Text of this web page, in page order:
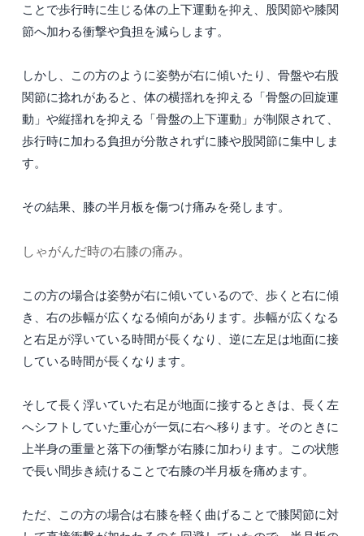
ことで歩行時に生じる体の上下運動を抑え、股関節や膝関
節へ加わる衝撃や負担を減らします。
しかし、この方のように姿勢が右に傾いたり、骨盤や右股
関節に捻れがあると、体の横揺れを抑える「骨盤の回旋運
動」や縦揺れを抑える「骨盤の上下運動」が制限されて、
歩行時に加わる負担が分散されずに膝や股関節に集中しま
す。
その結果、膝の半月板を傷つけ痛みを発します。
しゃがんだ時の右膝の痛み。
この方の場合は姿勢が右に傾いているので、歩くと右に傾
き、右の歩幅が広くなる傾向があります。歩幅が広くなる
と右足が浮いている時間が長くなり、逆に左足は地面に接
している時間が長くなります。
そして長く浮いていた右足が地面に接するときは、長く左
へシフトしていた重心が一気に右へ移ります。そのときに
上半身の重量と落下の衝撃が右膝に加わります。この状態
で長い間歩き続けることで右膝の半月板を痛めます。
ただ、この方の場合は右膝を軽く曲げることで膝関節に対